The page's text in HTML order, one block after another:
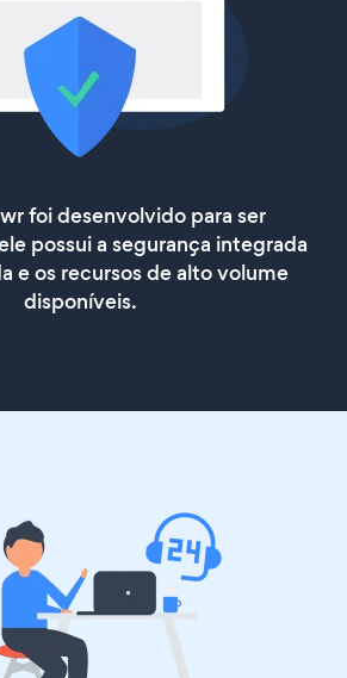
foi desenvolvido para ser
possui a segurança integrada
e os recursos de alto volume
disponíveis.